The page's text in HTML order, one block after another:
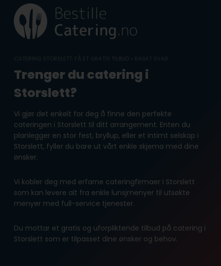
content
CATERING STORSLETT: FÅ ET GRATIS TILBUD • RASKT SVAR
Trenger du catering i
Storslett?
Vi gjør det enkelt for deg å finne den perfekte
cateringen i Storslett til ditt arrangement. Enten du
planlegger en stor fest, bryllup, eller et intimt selskap i
Storslett, fyller du bare ut vårt enkle skjema med dine
ønsker.
Vi kobler deg med erfarne cateringfirmaer i Storslett
som kan levere alt fra enkle lunsjmenyer til utsøkte
menyer med full-service tjenester.
Du mottar et gratis og uforpliktende tilbud på catering i
Storslett som er tilpasset dine ønsker og behov.